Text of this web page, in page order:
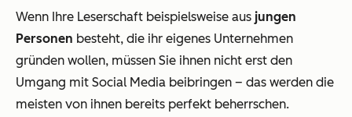
Wenn Ihre Leserschaft beispielsweise aus jungen
Personen besteht, die ihr eigenes Unternehmen
gründen wollen, müssen Sie ihnen nicht erst den
Umgang mit Social Media beibringen – das werden die
meisten von ihnen bereits perfekt beherrschen.